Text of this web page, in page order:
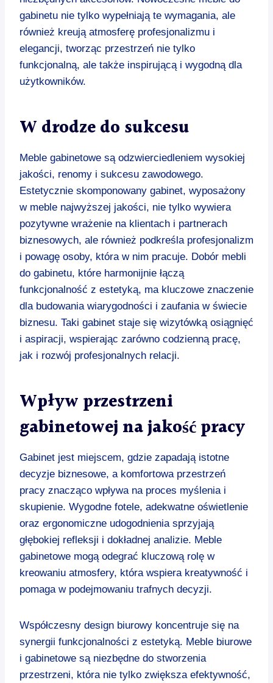
gabinetu nie tylko wypełniają te wymagania, ale
również kreują atmosferę profesjonalizmu i
elegancji, tworząc przestrzeń nie tylko
funkcjonalną, ale także inspirującą i wygodną dla
użytkowników.
W drodze do sukcesu
Meble gabinetowe są odzwierciedleniem wysokiej
jakości, renomy i sukcesu zawodowego.
Estetycznie skomponowany gabinet, wyposażony
w meble najwyższej jakości, nie tylko wywiera
pozytywne wrażenie na klientach i partnerach
biznesowych, ale również podkreśla profesjonalizm
i powagę osoby, która w nim pracuje. Dobór mebli
do gabinetu, które harmonijnie łączą
funkcjonalność z estetyką, ma kluczowe znaczenie
dla budowania wiarygodności i zaufania w świecie
biznesu. Taki gabinet staje się wizytówką osiągnięć
i aspiracji, wspierając zarówno codzienną pracę,
jak i rozwój profesjonalnych relacji.
Wpływ przestrzeni
gabinetowej na jakość pracy
Gabinet jest miejscem, gdzie zapadają istotne
decyzje biznesowe, a komfortowa przestrzeń
pracy znacząco wpływa na proces myślenia i
skupienie. Wygodne fotele, adekwatne oświetlenie
oraz ergonomiczne udogodnienia sprzyjają
głębokiej refleksji i dokładnej analizie. Meble
gabinetowe mogą odegrać kluczową rolę w
kreowaniu atmosfery, która wspiera kreatywność i
pomaga w podejmowaniu trafnych decyzji.
Współczesny design biurowy koncentruje się na
synergii funkcjonalności z estetyką. Meble biurowe
i gabinetowe są niezbędne do stworzenia
przestrzeni, która nie tylko zwiększa efektywność,